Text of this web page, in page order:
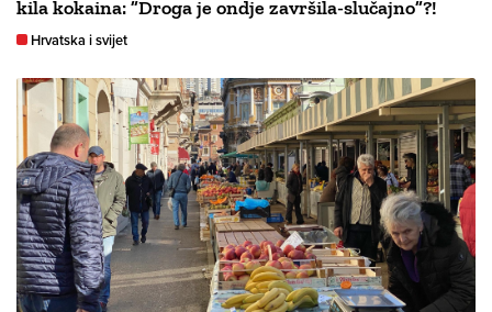
kila kokaina: ”Droga je ondje završila-slučajno”?!
Hrvatska i svijet